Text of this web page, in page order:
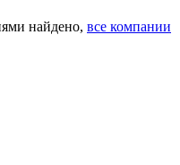
найдено, все компании